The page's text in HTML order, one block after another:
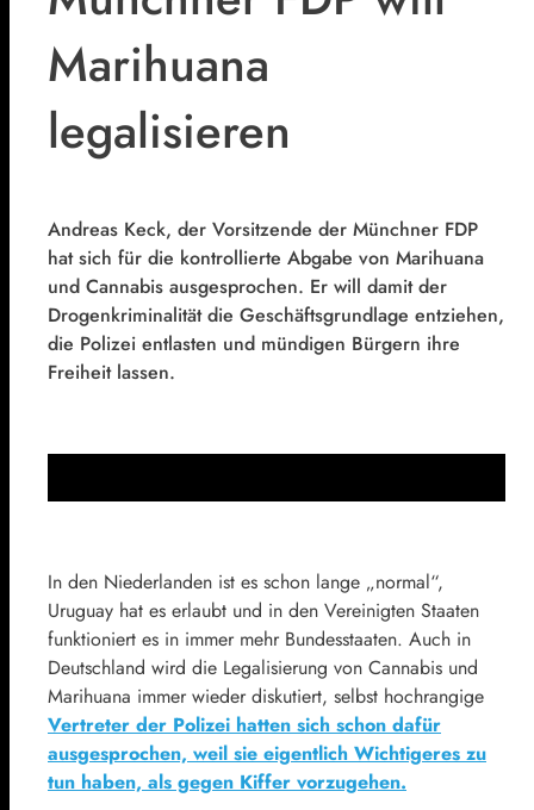
Marihuana
legalisieren
Andreas Keck, der Vorsitzende der Münchner FDP
hat sich für die kontrollierte Abgabe von Marihuana
und Cannabis ausgesprochen. Er will damit der
Drogenkriminalität die Geschäftsgrundlage entziehen,
die Polizei entlasten und mündigen Bürgern ihre
Freiheit lassen.
In den Niederlanden ist es schon lange „normal“,
Uruguay hat es erlaubt und in den Vereinigten Staaten
funktioniert es in immer mehr Bundesstaaten. Auch in
Deutschland wird die Legalisierung von Cannabis und
Marihuana immer wieder diskutiert, selbst hochrangige
Vertreter der Polizei hatten sich schon dafür
ausgesprochen, weil sie eigentlich Wichtigeres zu
tun haben, als gegen Kiffer vorzugehen.